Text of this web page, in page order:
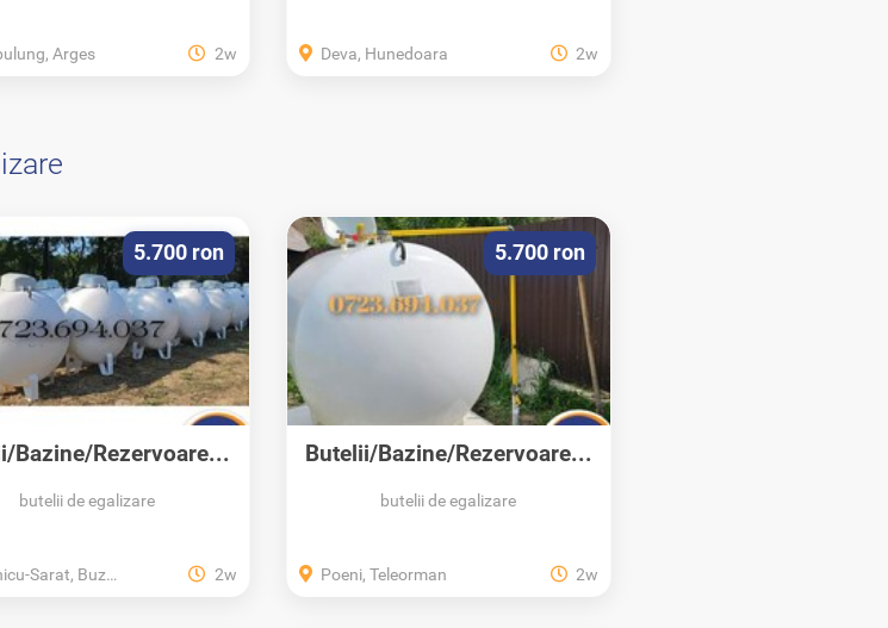
Arges 2w Deva, Hunedoara 2w
Bazine/Rezervoare...
butelii de egalizare
5.700 ron
Sarat, Buzau 2w
Butelii/Bazine/Rezervoare...
butelii de egalizare
5.700 ron
Poeni, Teleorman 2w